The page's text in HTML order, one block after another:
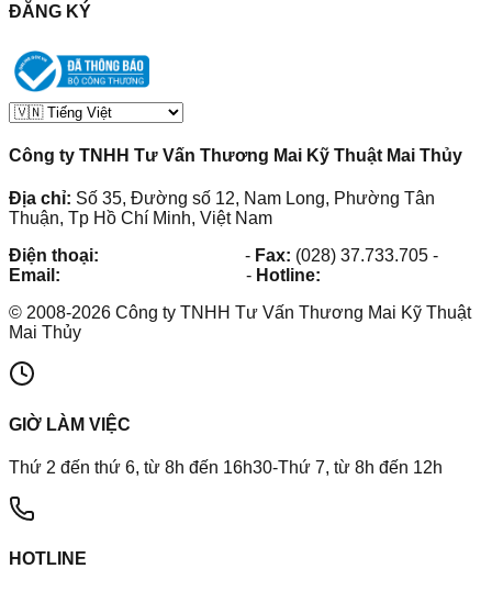
ĐĂNG KÝ
Công ty TNHH Tư Vấn Thương Mai Kỹ Thuật Mai Thủy
Địa chỉ: Số 35, Đường số 12, Nam Long, Phường Tân
Thuận, Tp Hồ Chí Minh, Việt Nam
Điện thoại:
- Fax: (028) 37.733.705 -
Email:
- Hotline:
© 2008-2026 Công ty TNHH Tư Vấn Thương Mai Kỹ Thuật
Mai Thủy
GIỜ LÀM VIỆC
Thứ 2 đến thứ 6, từ 8h đến 16h30-Thứ 7, từ 8h đến 12h
HOTLINE